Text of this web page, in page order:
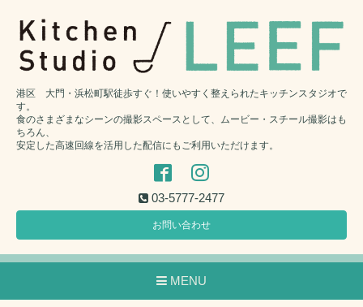
港区 大門・浜松町駅徒歩すぐ！使いやすく整えられたキッチンスタジオで
す。
食のさまざまなシーンの撮影スペースとして、ムービー・スチール撮影はも
ちろん、
安定した高速回線を活用した配信にもご利用いただけます。
03-5777-2477
お問い合わせ
MENU